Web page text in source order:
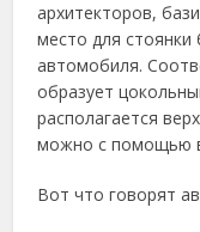
архитекторов,
место для
автомобиля.
образует
располагается
можно с помощью
Вот что говорят